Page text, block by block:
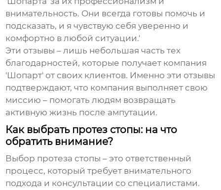
внимательность. Они всегда готовы помочь и
подсказать, и я чувствую себя уверенно и
комфортно в любой ситуации.'
Эти отзывы – лишь небольшая часть тех
благодарностей, которые получает компания
'Шопарт' от своих клиентов. Именно эти отзывы
подтверждают, что компания выполняет свою
миссию – помогать людям возвращать
активную жизнь после ампутации.
Как выбрать протез стопы: на что
обратить внимание?
Выбор протеза стопы – это ответственный
процесс, который требует внимательного
подхода и консультации со специалистами.